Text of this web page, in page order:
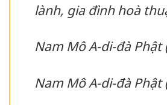
lành, gia đình hoà
Nam Mô A-di-đà Phật
Nam Mô A-di-đà Phật